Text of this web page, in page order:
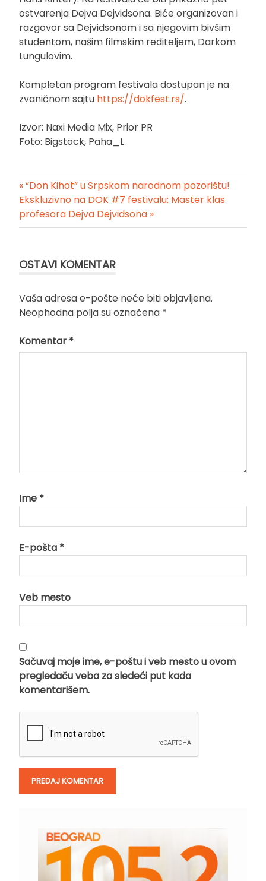
ostvarenja Dejva Dejvidsona. Biće organizovan i
razgovor sa Dejvidsonom i sa njegovim bivšim
studentom, našim filmskim rediteljem, Darkom
Lungulovim.
Kompletan program festivala dostupan je na
zvaničnom sajtu https://dokfest.rs/.
Izvor: Naxi Media Mix, Prior PR
Foto: Bigstock, Paha_L
Kretanje
članka
« “Don Kihot” u Srpskom narodnom pozorištu!
Ekskluzivno na DOK #7 festivalu: Master klas
profesora Dejva Dejvidsona »
OSTAVI KOMENTAR
Vaša adresa e-pošte neće biti objavljena.
Neophodna polja su označena *
Komentar *
Ime *
E-pošta *
Veb mesto
Sačuvaj moje ime, e-poštu i veb mesto u ovom
pregledaču veba za sledeći put kada
komentarišem.